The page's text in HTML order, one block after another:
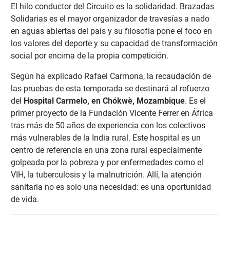
El hilo conductor del Circuito es la solidaridad. Brazadas
Solidarias es el mayor organizador de travesías a nado
en aguas abiertas del país y su filosofía pone el foco en
los valores del deporte y su capacidad de transformación
social por encima de la propia competición.
Según ha explicado Rafael Carmona, la recaudación de
las pruebas de esta temporada se destinará al refuerzo
del Hospital Carmelo, en Chókwè, Mozambique. Es el
primer proyecto de la Fundación Vicente Ferrer en África
tras más de 50 años de experiencia con los colectivos
más vulnerables de la India rural. Este hospital es un
centro de referencia en una zona rural especialmente
golpeada por la pobreza y por enfermedades como el
VIH, la tuberculosis y la malnutrición. Allí, la atención
sanitaria no es solo una necesidad: es una oportunidad
de vida.